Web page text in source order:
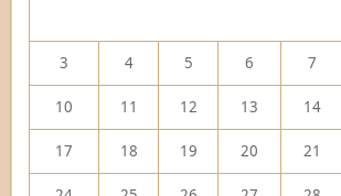
3 4 5 6 7
10 11 12 13 14
17 18 19 20 21